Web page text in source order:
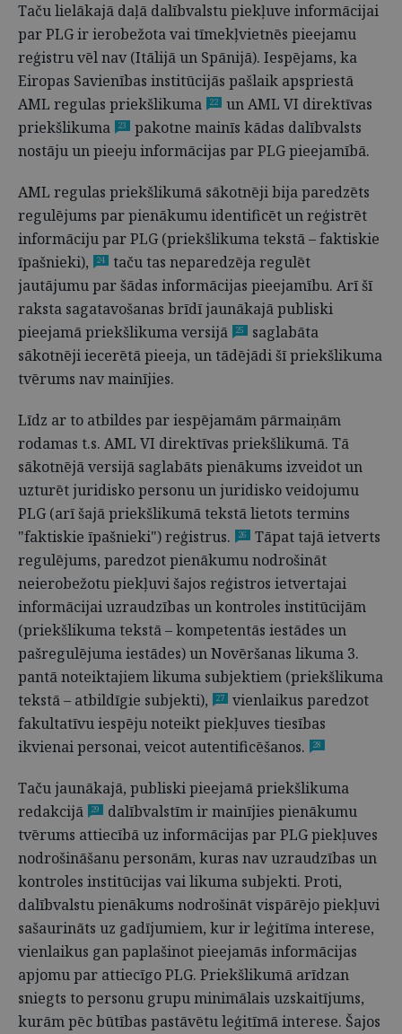
Taču lielākajā daļā dalībvalstu piekļuve informācijai
par PLG ir ierobežota vai tīmekļvietnēs pieejamu
reģistru vēl nav (Itālijā un Spānijā). Iespējams, ka
Eiropas Savienības institūcijās pašlaik apspriestā
AML regulas priekšlikuma
22
un AML VI direktīvas
priekšlikuma
23
pakotne mainīs kādas dalībvalsts
nostāju un pieeju informācijas par PLG pieejamībā.
AML regulas priekšlikumā sākotnēji bija paredzēts
regulējums par pienākumu identificēt un reģistrēt
informāciju par PLG (priekšlikuma tekstā – faktiskie
īpašnieki),
24
taču tas neparedzēja regulēt
jautājumu par šādas informācijas pieejamību. Arī šī
raksta sagatavošanas brīdī jaunākajā publiski
pieejamā priekšlikuma versijā
25
saglabāta
sākotnēji iecerētā pieeja, un tādējādi šī priekšlikuma
tvērums nav mainījies.
Līdz ar to atbildes par iespējamām pārmaiņām
rodamas t.s. AML VI direktīvas priekšlikumā. Tā
sākotnējā versijā saglabāts pienākums izveidot un
uzturēt juridisko personu un juridisko veidojumu
PLG (arī šajā priekšlikumā tekstā lietots termins
"faktiskie īpašnieki") reģistrus.
26
Tāpat tajā ietverts
regulējums, paredzot pienākumu nodrošināt
neierobežotu piekļuvi šajos reģistros ietvertajai
informācijai uzraudzības un kontroles institūcijām
(priekšlikuma tekstā – kompetentās iestādes un
pašregulējuma iestādes) un Novēršanas likuma 3.
pantā noteiktajiem likuma subjektiem (priekšlikuma
tekstā – atbildīgie subjekti),
27
vienlaikus paredzot
fakultatīvu iespēju noteikt piekļuves tiesības
ikvienai personai, veicot autentificēšanos.
28
Taču jaunākajā, publiski pieejamā priekšlikuma
redakcijā
29
dalībvalstīm ir mainījies pienākumu
tvērums attiecībā uz informācijas par PLG piekļuves
nodrošināšanu personām, kuras nav uzraudzības un
kontroles institūcijas vai likuma subjekti. Proti,
dalībvalstu pienākums nodrošināt vispārējo piekļuvi
sašaurināts uz gadījumiem, kur ir leģitīma interese,
vienlaikus gan paplašinot pieejamās informācijas
apjomu par attiecīgo PLG. Priekšlikumā arīdzan
sniegts to personu grupu minimālais uzskaitījums,
kurām pēc būtības pastāvētu leģitīmā interese. Šajos